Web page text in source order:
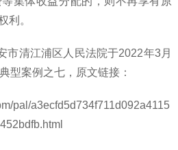
利。
市清江浦区人民法院于2022年3月
型案例之七，原文链接：
pal/a3ecfd5d734f711d092a4115